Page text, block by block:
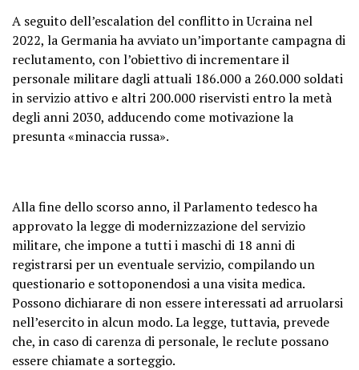
A seguito dell’escalation del conflitto in Ucraina nel
2022, la Germania ha avviato un’importante campagna di
reclutamento, con l’obiettivo di incrementare il
personale militare dagli attuali 186.000 a 260.000 soldati
in servizio attivo e altri 200.000 riservisti entro la metà
degli anni 2030, adducendo come motivazione la
presunta «minaccia russa».
Alla fine dello scorso anno, il Parlamento tedesco ha
approvato la legge di modernizzazione del servizio
militare, che impone a tutti i maschi di 18 anni di
registrarsi per un eventuale servizio, compilando un
questionario e sottoponendosi a una visita medica.
Possono dichiarare di non essere interessati ad arruolarsi
nell’esercito in alcun modo. La legge, tuttavia, prevede
che, in caso di carenza di personale, le reclute possano
essere chiamate a sorteggio.